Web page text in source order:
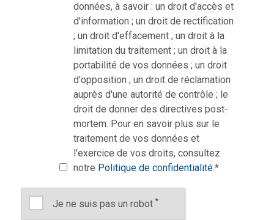
données, à savoir : un droit d'accès et
d'information ; un droit de rectification
; un droit d'effacement ; un droit à la
limitation du traitement ; un droit à la
portabilité de vos données ; un droit
d'opposition ; un droit de réclamation
auprès d'une autorité de contrôle ; le
droit de donner des directives post-
mortem. Pour en savoir plus sur le
traitement de vos données et
l'exercice de vos droits, consultez
notre Politique de confidentialité.*
Je ne suis pas un robot *